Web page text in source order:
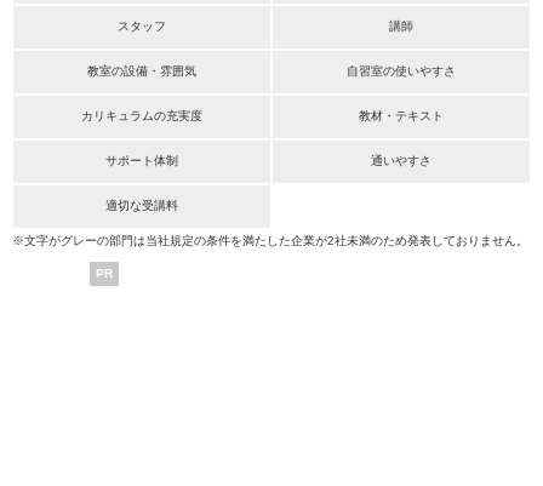
スタッフ 講師
教室の設備・雰囲気 自習室の使いやすさ
カリキュラムの充実度 教材・テキスト
サポート体制 通いやすさ
適切な受講料
※文字がグレーの部門は当社規定の条件を満たした企業が2社未満のため発表しておりません。
PR